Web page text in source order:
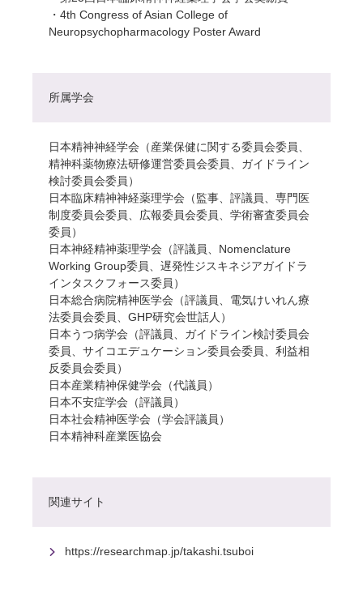
・4th Congress of Asian College of
Neuropsychopharmacology Poster Award
所属学会
日本精神神経学会（産業保健に関する委員会委員、
精神科薬物療法研修運営委員会委員、ガイドライン
検討委員会委員）
日本臨床精神神経薬理学会（監事、評議員、専門医
制度委員会委員、広報委員会委員、学術審査委員会
委員）
日本神経精神薬理学会（評議員、Nomenclature
Working Group委員、遅発性ジスキネジアガイドラ
インタスクフォース委員）
日本総合病院精神医学会（評議員、電気けいれん療
法委員会委員、GHP研究会世話人）
日本うつ病学会（評議員、ガイドライン検討委員会
委員、サイコエデュケーション委員会委員、利益相
反委員会委員）
日本産業精神保健学会（代議員）
日本不安症学会（評議員）
日本社会精神医学会（学会評議員）
日本精神科産業医協会
関連サイト
https://researchmap.jp/takashi.tsuboi